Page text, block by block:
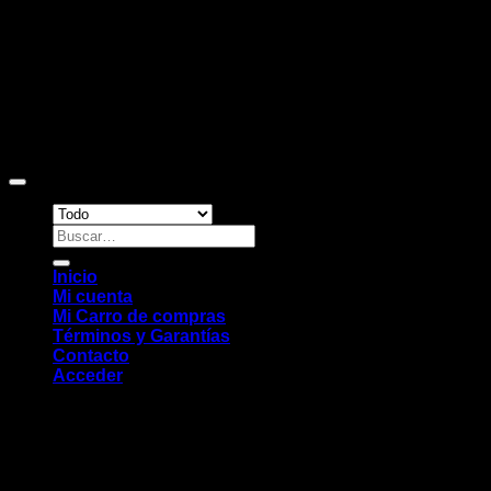
Buscar
por:
Inicio
Mi cuenta
Mi Carro de compras
Términos y Garantías
Contacto
Acceder